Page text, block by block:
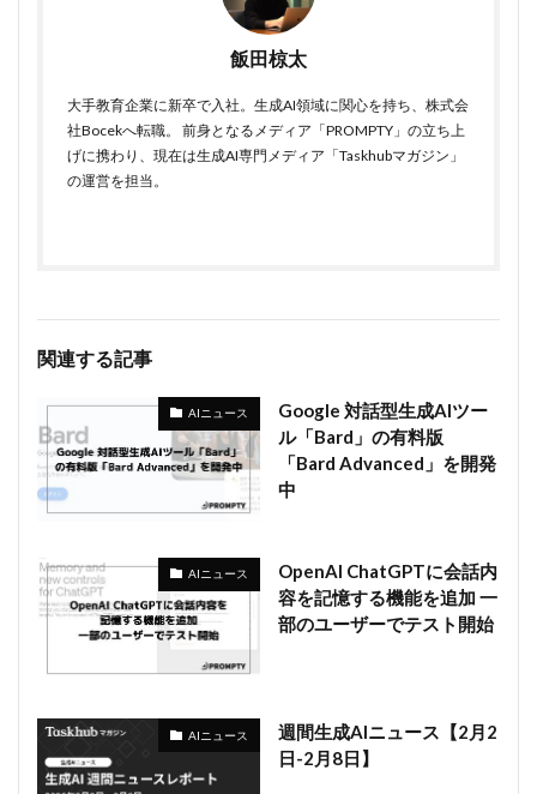
飯田椋太
大手教育企業に新卒で入社。生成AI領域に関心を持ち、株式会
社Bocekへ転職。 前身となるメディア「PROMPTY」の立ち上
げに携わり、現在は生成AI専門メディア「Taskhubマガジン」
の運営を担当。
関連する記事
AIニュース
Google 対話型生成AIツー
ル「Bard」の有料版
「Bard Advanced」を開発
中
AIニュース
OpenAI ChatGPTに会話内
容を記憶する機能を追加 一
部のユーザーでテスト開始
AIニュース
週間生成AIニュース【2月2
日-2月8日】